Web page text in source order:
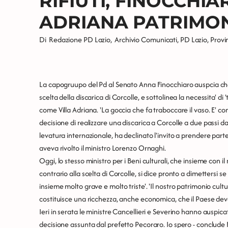
ADRIANA
Di Redazione PD Lazio, Archivio Comunicati,PD Lazio,
La capogruupo del Pd al Senato Anna Finocchiaro auspcia
scelta della discarica di Corcolle, e sottolinea la necessita'
come Villa Adriana. 'La goccia che fa traboccare il vaso. E'
decisione di realizzare una discarica a Corcolle a due passi
levatura internazionale, ha declinato l'invito a prendere
aveva rivolto il ministro Lorenzo Ornaghi.
Oggi, lo stesso ministro per i Beni culturali, che insieme con
contrario alla scelta di Corcolle, si dice pronto a dimettersi
insieme molto grave e molto triste'. 'Il nostro patrimonio
costituisce una ricchezza, anche economica, che il Paese
Ieri in serata le ministre Cancellieri e Severino hanno
decisione assunta dal prefetto Pecoraro. Io spero -